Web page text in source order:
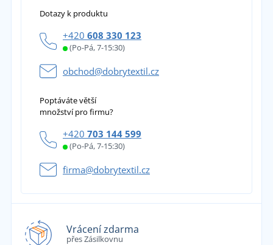
Dotazy k produktu
+420 608 330 123
(Po-Pá, 7-15:30)
obchod@dobrytextil.cz
Poptáváte větší
množství pro firmu?
+420 703 144 599
(Po-Pá, 7-15:30)
firma@dobrytextil.cz
Vrácení zdarma
přes Zásilkovnu